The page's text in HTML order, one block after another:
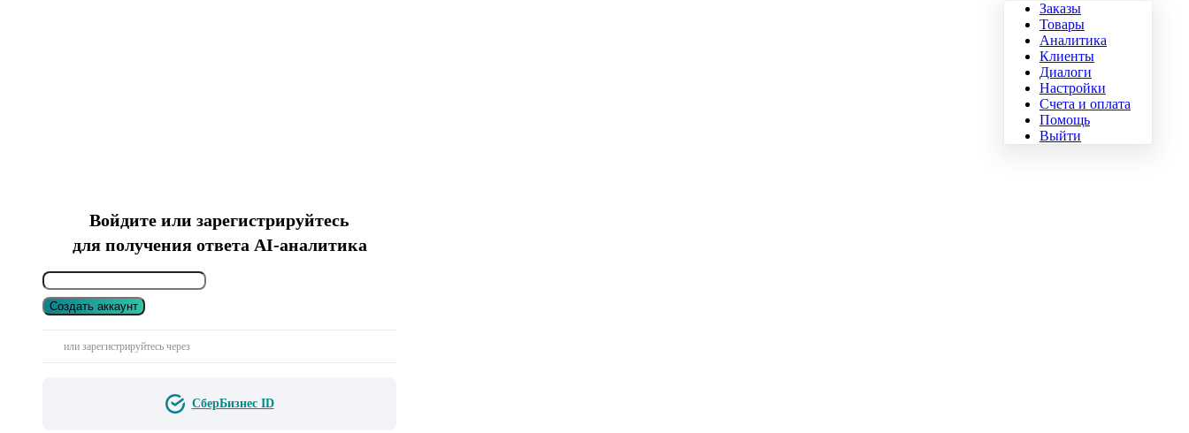
Заказы
Товары
Аналитика
Клиенты
Диалоги
Настройки
Счета и оплата
Помощь
Выйти
Войдите или зарегистрируйтесь
для получения ответа AI-аналитика
Создать аккаунт
или зарегистрируйтесь через
СберБизнес ID